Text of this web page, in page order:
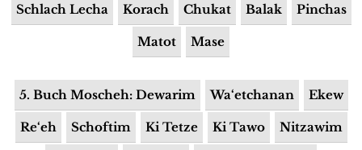
Schlach Lecha Korach Chukat Balak Pinchas
Matot Mase
5. Buch Moscheh: Dewarim Wa‘etchanan Ekew
Re‘eh Schoftim Ki Tetze Ki Tawo Nitzawim